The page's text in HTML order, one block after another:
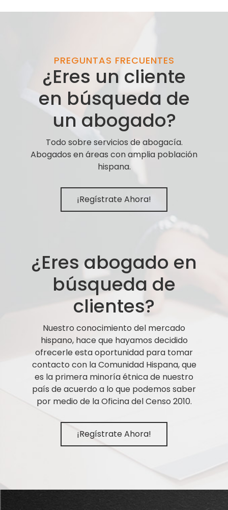
PREGUNTAS FRECUENTES
¿Eres un cliente
en búsqueda de
un abogado?
Todo sobre servicios de abogacía.
Abogados en áreas con amplia población
hispana.
¡Regístrate Ahora!
¿Eres abogado en
búsqueda de
clientes?
Nuestro conocimiento del mercado
hispano, hace que hayamos decidido
ofrecerle esta oportunidad para tomar
contacto con la Comunidad Hispana, que
es la primera minoría étnica de nuestro
país de acuerdo a lo que podemos saber
por medio de la Oficina del Censo 2010.
¡Regístrate Ahora!